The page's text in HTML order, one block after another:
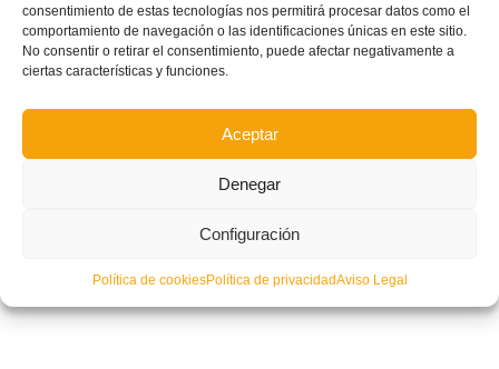
consentimiento de estas tecnologías nos permitirá procesar datos como el
comportamiento de navegación o las identificaciones únicas en este sitio.
No consentir o retirar el consentimiento, puede afectar negativamente a
ciertas características y funciones.
Aceptar
Denegar
Configuración
Política de cookiesPolítica de privacidadAviso Legal